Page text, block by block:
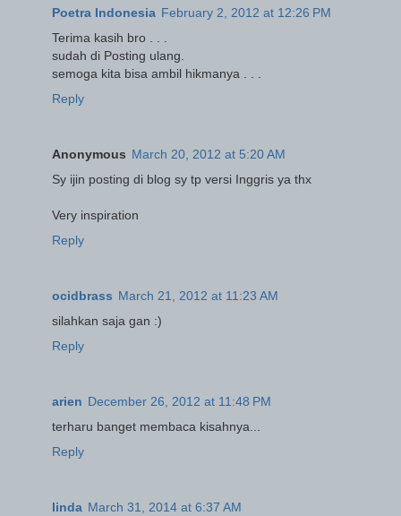
Poetra Indonesia February 2, 2012 at 12:26 PM
Terima kasih bro . . .
sudah di Posting ulang.
semoga kita bisa ambil hikmanya . . .
Reply
Anonymous March 20, 2012 at 5:20 AM
Sy ijin posting di blog sy tp versi Inggris ya thx
Very inspiration
Reply
ocidbrass March 21, 2012 at 11:23 AM
silahkan saja gan :)
Reply
arien December 26, 2012 at 11:48 PM
terharu banget membaca kisahnya...
Reply
linda March 31, 2014 at 6:37 AM